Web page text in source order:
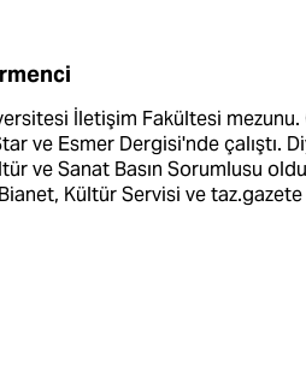
İletişim Fakültesi mezunu.
ve Esmer Dergisi'nde çalıştı.
ve Sanat Basın Sorumlusu
Bianet, Kültür Servisi ve